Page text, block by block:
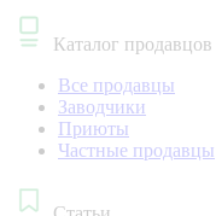
Каталог продавцов
Все продавцы
Заводчики
Приюты
Частные продавцы